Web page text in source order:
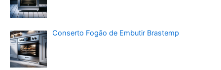
Conserto Fogão de Embutir Brastemp